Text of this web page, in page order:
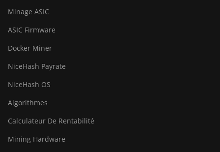
S19j Pro++ (125Th)
BITMAIN AntMiner
S21 Hyd. (335Th)
BITMAIN AntMiner
(301Th)
BITMAIN AntMiner
Minage ASIC
ASIC Firmware
Docker Miner
NiceHash Payrate
NiceHash OS
Algorithmes
Calculateur De Rentabilité
Mining Hardware